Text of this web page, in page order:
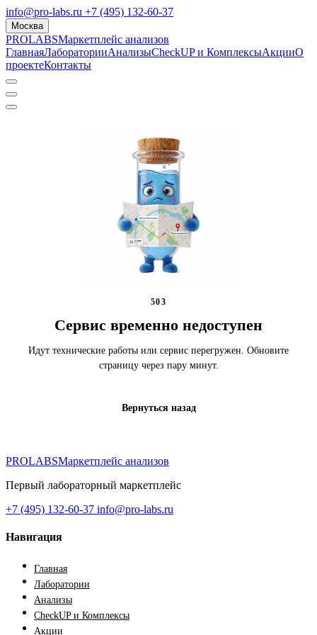
info@pro-labs.ru +7 (495) 132-60-37
Москва
PROLABSМаркетплейс анализов
ГлавнаяЛабораторииАнализыCheckUP и КомплексыАкцииО
проектеКонтакты
503
Сервис временно недоступен
Идут технические работы или сервис перегружен. Обновите
страницу через пару минут.
Вернуться назад
PROLABSМаркетплейс анализов
Первый лабораторный маркетплейс
+7 (495) 132-60-37 info@pro-labs.ru
Навигация
Главная
Лаборатории
Анализы
CheckUP и Комплексы
Акции